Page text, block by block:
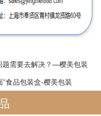
题需要去解决？—樱美包装
”食品包装盒-樱美包装